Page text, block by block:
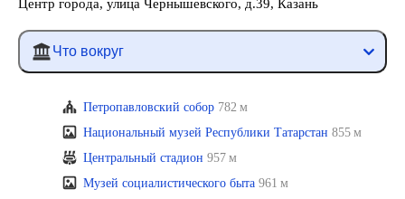
Центр города, улица Чернышевского, д.39, Казань
Что вокруг
Петропавловский собор 782 м
Национальный музей Республики Татарстан 855 м
Центральный стадион 957 м
Музей социалистического быта 961 м